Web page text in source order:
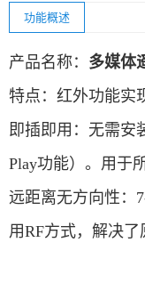
功能概述
产品名称： 多媒体
特点：红外功能实
即插即用：无需安
Play功能）。用于
远距离无方向性：
用RF方式，解决